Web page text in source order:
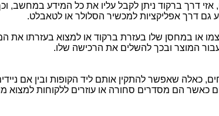
דרך ברקוד ניתן לקבל עליו את כל המידע במחשב,
דרך אפליקציות למכשיר הסלולר או לטאבלט.
או במחסן שלו בעזרת ברקוד או למצוא בעזרתו את
המוצר ובכך להשלים את הרכישה שלו.
כאלה שאפשר להתקין אותם ליד הקופות ובין אם
כאשר הם מסדרים סחורה או עוזרים ללקוחות למצוא